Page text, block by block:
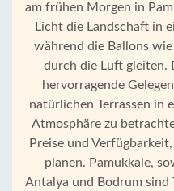
am frühen Morgen in
Licht die Landschaft in
während die Ballons
durch die Luft gleiten.
hervorragende
natürlichen Terrassen in
Atmosphäre zu
Preise und
planen. Pamukkale,
Antalya und Bodrum